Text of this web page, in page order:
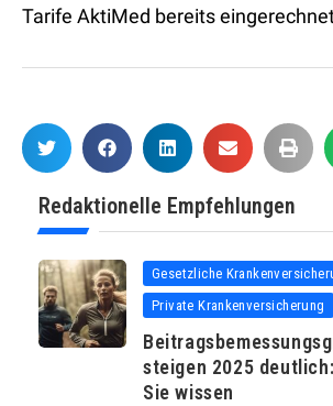
Tarife AktiMed bereits
Redaktionelle Empfehlungen
Gesetzliche
Private Krankenversicherung
steigen 2025
Sie wissen